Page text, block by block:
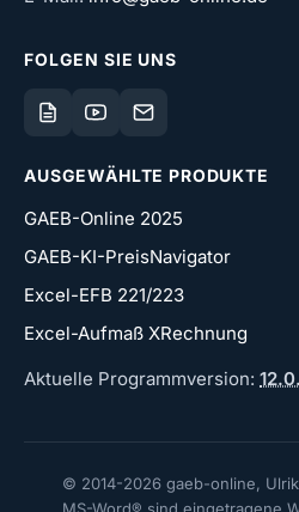
FOLGEN SIE UNS
AUSGEWÄHLTE PRODUKTE
GAEB-Online 2025
GAEB-KI-PreisNavigator
Excel-EFB 221/223
Excel-Aufmaß XRechnung
Aktuelle Programmversion:
© 2014-2026 gaeb-online,